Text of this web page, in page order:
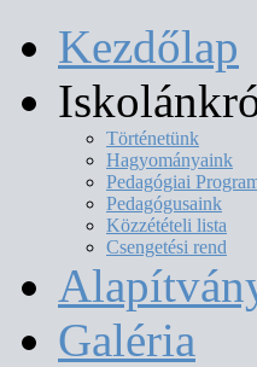
Kezdőlap
Történetünk
Hagyományaink
Pedagógiai
Pedagógusaink
Közzétételi lista
Csengetési rend
Galéria